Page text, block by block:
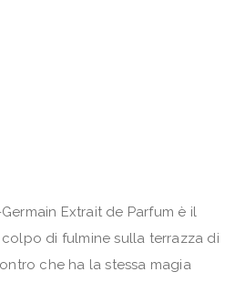
Extrait de Parfum è il
di fulmine sulla terrazza di
che ha la stessa magia